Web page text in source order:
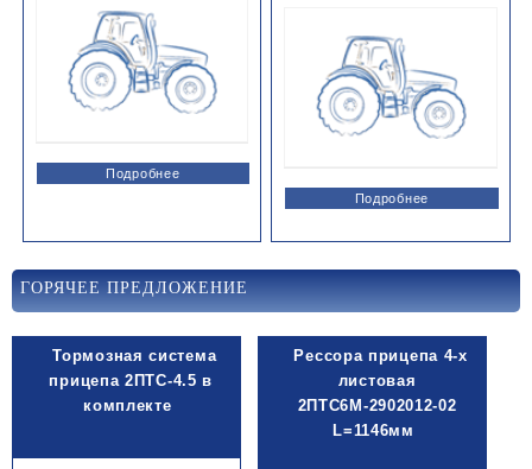
Подробнее
Подробнее
ГОРЯЧЕЕ ПРЕДЛОЖЕНИЕ
Тормозная система
прицепа 2ПТС-4.5 в
комплекте
Рессора прицепа 4-х
листовая
2ПТС6М-2902012-02
L=1146мм